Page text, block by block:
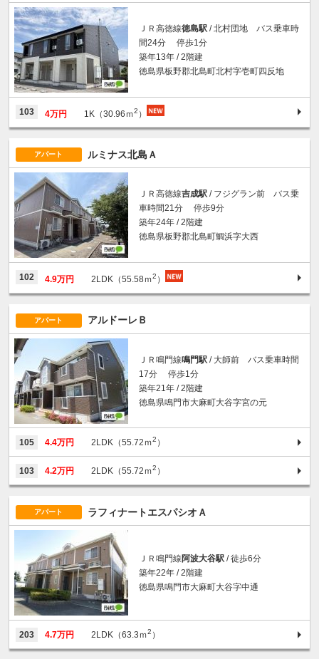
ＪＲ高徳線徳島駅 / 北村団地 バス乗車時
間24分 停歩1分
築年13年 / 2階建
徳島県板野郡北島町北村字壱町四反地
103 4万円 1K（30.96ｍ2 ）
アパート ルミナス北島Ａ
ＪＲ高徳線吉成駅 / フジグラン前 バス乗
車時間21分 停歩9分
築年24年 / 2階建
徳島県板野郡北島町鯛浜字大西
102 4.9万円 2LDK（55.58ｍ2 ）
アパート アルドーレＢ
ＪＲ鳴門線鳴門駅 / 大師前 バス乗車時間
17分 停歩1分
築年21年 / 2階建
徳島県鳴門市大麻町大谷字宮の元
105 4.4万円 2LDK（55.72ｍ2 ）
103 4.2万円 2LDK（55.72ｍ2 ）
アパート ラフィナートエスパシオＡ
ＪＲ鳴門線 阿波大谷駅 / 徒歩6分
築年22年 / 2階建
徳島県鳴門市大麻町大谷字中通
203 4.7万円 2LDK（63.3ｍ2 ）